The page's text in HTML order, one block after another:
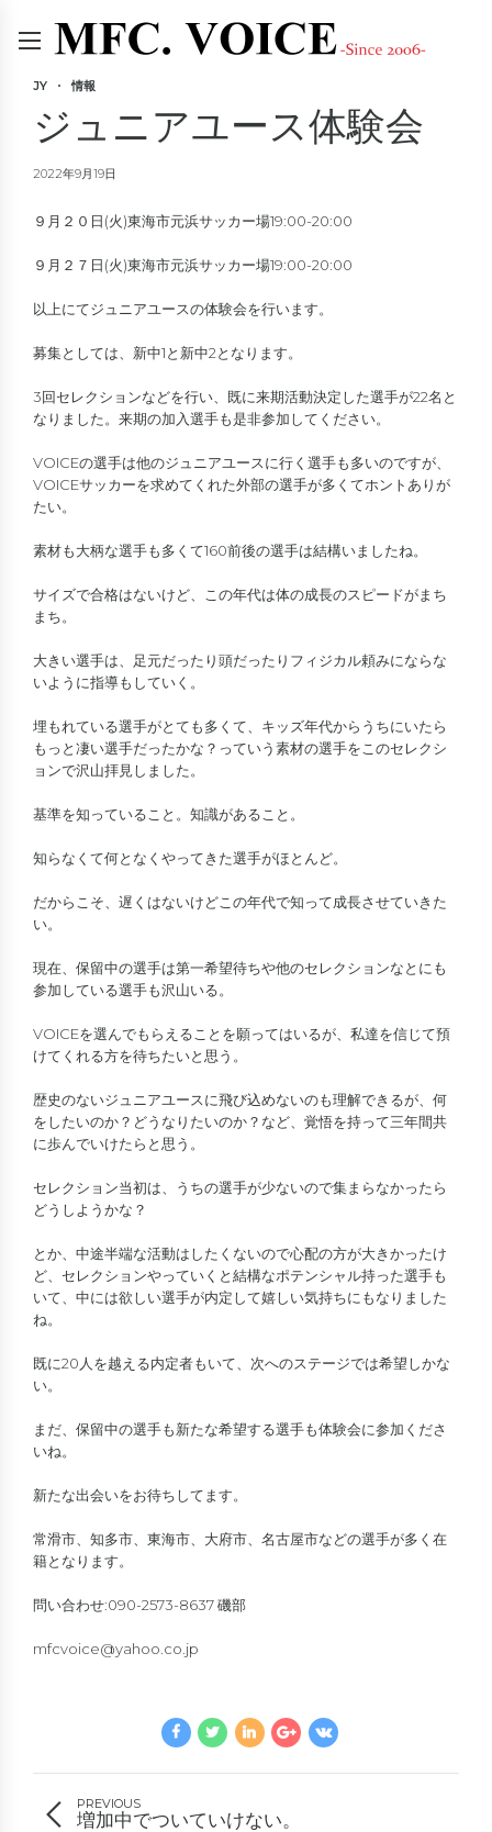
JY 情報
ジュニアユース体験会
2022年9月19日
９月２０日(火)東海市元浜サッカー場19:00-20:00
９月２７日(火)東海市元浜サッカー場19:00-20:00
以上にてジュニアユースの体験会を行います。
募集としては、新中1と新中2となります。
3回セレクションなどを行い、既に来期活動決定した選手が22名と
なりました。来期の加入選手も是非参加してください。
VOICEの選手は他のジュニアユースに行く選手も多いのですが、
VOICEサッカーを求めてくれた外部の選手が多くてホントありが
たい。
素材も大柄な選手も多くて160前後の選手は結構いましたね。
サイズで合格はないけど、この年代は体の成長のスピードがまち
まち。
大きい選手は、足元だったり頭だったりフィジカル頼みにならな
いように指導もしていく。
埋もれている選手がとても多くて、キッズ年代からうちにいたら
もっと凄い選手だったかな？っていう素材の選手をこのセレクシ
ョンで沢山拝見しました。
基準を知っていること。知識があること。
知らなくて何となくやってきた選手がほとんど。
だからこそ、遅くはないけどこの年代で知って成長させていきた
い。
現在、保留中の選手は第一希望待ちや他のセレクションなとにも
参加している選手も沢山いる。
VOICEを選んでもらえることを願ってはいるが、私達を信じて預
けてくれる方を待ちたいと思う。
歴史のないジュニアユースに飛び込めないのも理解できるが、何
をしたいのか？どうなりたいのか？など、覚悟を持って三年間共
に歩んでいけたらと思う。
セレクション当初は、うちの選手が少ないので集まらなかったら
どうしようかな？
とか、中途半端な活動はしたくないので心配の方が大きかったけ
ど、セレクションやっていくと結構なポテンシャル持った選手も
いて、中には欲しい選手が内定して嬉しい気持ちにもなりました
ね。
既に20人を越える内定者もいて、次へのステージでは希望しかな
い。
まだ、保留中の選手も新たな希望する選手も体験会に参加くださ
いね。
新たな出会いをお待ちしてます。
常滑市、知多市、東海市、大府市、名古屋市などの選手が多く在
籍となります。
問い合わせ:090-2573-8637 磯部
mfcvoice@yahoo.co.jp
PREVIOUS
増加中でついていけない。